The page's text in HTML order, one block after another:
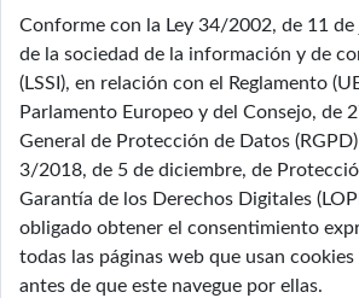
Conforme con la Ley 34/2002, de 11
de la sociedad de la información y de
(LSSI), en relación con el Reglamento
Parlamento Europeo y del Consejo, de
General de Protección de Datos
3/2018, de 5 de diciembre, de
Garantía de los Derechos Digitales
obligado obtener el consentimiento
todas las páginas web que usan
antes de que este navegue por ellas.